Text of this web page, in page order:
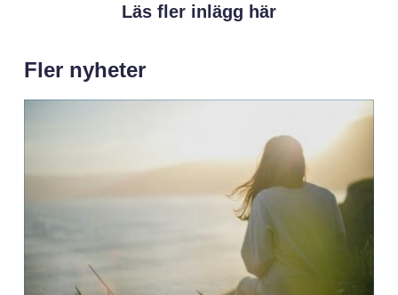
Läs fler inlägg här
Fler nyheter